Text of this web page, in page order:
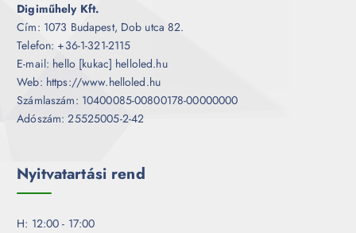
Digiműhely Kft.
Cím: 1073 Budapest, Dob utca 82.
Telefon: +36-1-321-2115
E-mail: hello [kukac] helloled.hu
Web: https://www.helloled.hu
Számlaszám: 10400085-00800178-00000000
Adószám: 25525005-2-42
Nyitvatartási rend
H: 12:00 - 17:00